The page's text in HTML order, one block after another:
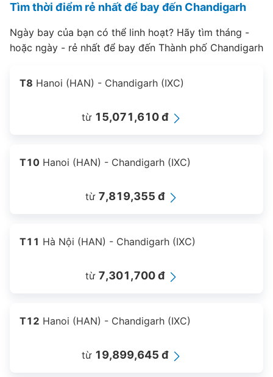
Tìm thời điểm rẻ nhất để bay đến Chandigarh
Ngày bay của bạn có thể linh hoạt? Hãy tìm tháng -
hoặc ngày - rẻ nhất để bay đến Thành phố Chandigarh
T8 Hanoi (HAN) - Chandigarh (IXC)
từ 15,071,610 đ
T10 Hanoi (HAN) - Chandigarh (IXC)
từ 7,819,355 đ
T11 Hà Nội (HAN) - Chandigarh (IXC)
từ 7,301,700 đ
T12 Hanoi (HAN) - Chandigarh (IXC)
từ 19,899,645 đ